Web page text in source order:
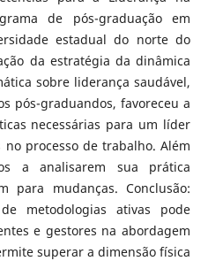
de pós-graduação em
estadual do norte do
da estratégia da dinâmica
sobre liderança saudável,
pós-graduandos, favoreceu a
necessárias para um líder
processo de trabalho. Além
a analisarem sua prática
para mudanças. Conclusão:
metodologias ativas pode
e gestores na abordagem
superar a dimensão física